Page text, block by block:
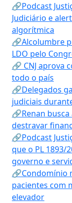
🔗Podcast
Judiciário e
algorítmica
🔗Alcolumbre
LDO pelo
🔗 CNJ aprova
todo o país
🔗Delegados
judiciais
🔗Renan
destravar
🔗Podcast
que o PL 1893/
governo e
🔗Condomínio
pacientes com
elevador